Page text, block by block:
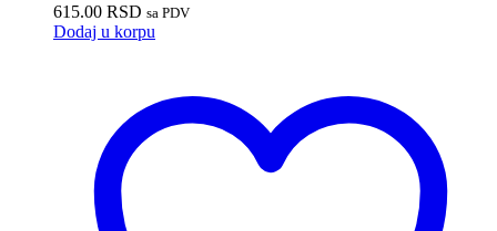
615.00 RSD sa PDV
Dodaj u korpu